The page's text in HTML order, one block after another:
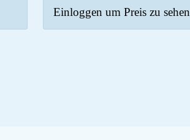
Einloggen um Preis zu sehen